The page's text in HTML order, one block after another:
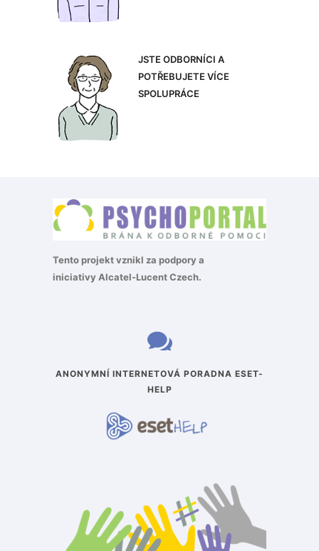
JSTE ODBORNÍCI A
POTŘEBUJETE VÍCE
SPOLUPRÁCE
Tento projekt vznikl za podpory a
iniciativyAlcatel-Lucent Czech.
ANONYMNÍ INTERNETOVÁ PORADNA ESET-
HELP